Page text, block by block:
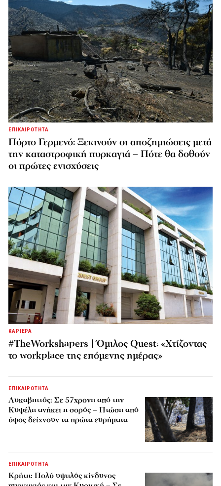
ΕΠΙΚΑΙΡΟΤΗΤΑ
Πόρτο Γερμενό: Ξεκινούν οι αποζημιώσεις μετά
την καταστροφική πυρκαγιά – Πότε θα δοθούν
οι πρώτες ενισχύσεις
ΚΑΡΙΕΡΑ
#TheWorkshapers | Όμιλος Quest: «Χτίζοντας
το workplace της επόμενης ημέρας»
ΕΠΙΚΑΙΡΟΤΗΤΑ
Λυκαβηττός: Σε 57χρονη από την
Κυψέλη ανήκει η σορός – Πτώση από
ύψος δείχνουν τα πρώτα ευρήματα
ΕΠΙΚΑΙΡΟΤΗΤΑ
Κρήτη: Πολύ υψηλός κίνδυνος